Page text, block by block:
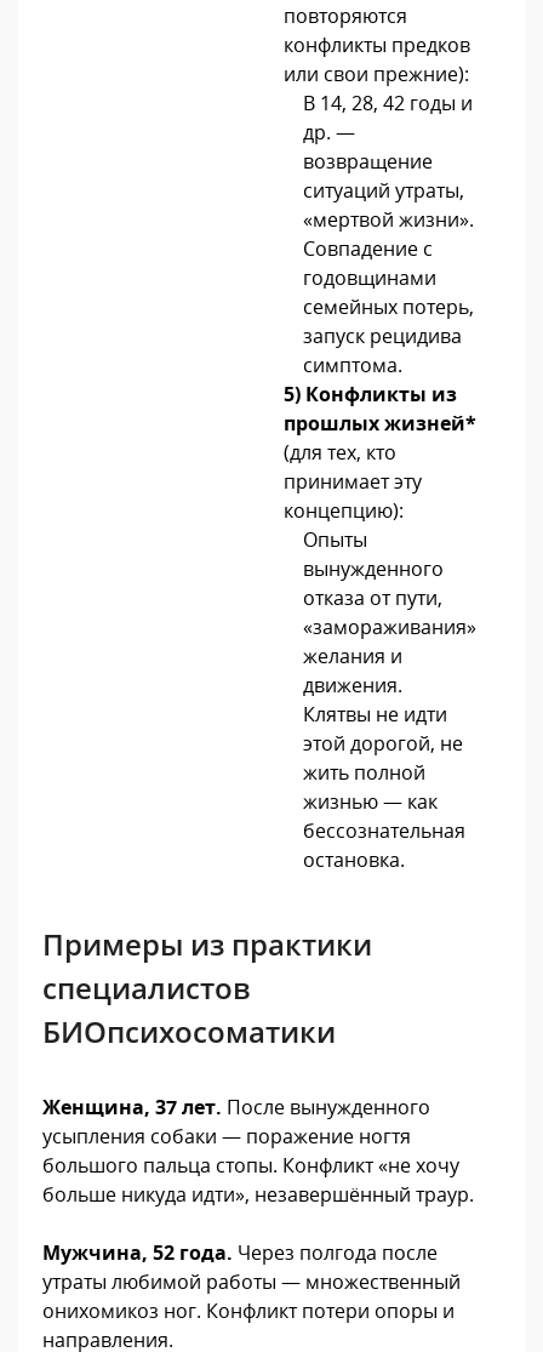
повторяются
конфликты предков
или свои прежние):
В 14, 28, 42 годы и
др. —
возвращение
ситуаций утраты,
«мертвой жизни».
Совпадение с
годовщинами
семейных потерь,
запуск рецидива
симптома.
5) Конфликты из
прошлых жизней*
(для тех, кто
принимает эту
концепцию):
Опыты
вынужденного
отказа от пути,
«замораживания»
желания и
движения.
Клятвы не идти
этой дорогой, не
жить полной
жизнью — как
бессознательная
остановка.
Примеры из практики
специалистов
БИОпсихосоматики
Женщина, 37 лет. После вынужденного
усыпления собаки — поражение ногтя
большого пальца стопы. Конфликт «не хочу
больше никуда идти», незавершённый траур.
Мужчина, 52 года. Через полгода после
утраты любимой работы — множественный
онихомикоз ног. Конфликт потери опоры и
направления.